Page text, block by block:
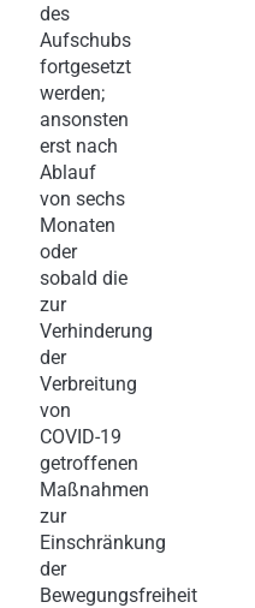
des
Aufschubs
fortgesetzt
werden;
ansonsten
erst nach
Ablauf
von sechs
Monaten
oder
sobald die
zur
Verhinderung
der
Verbreitung
von
COVID-19
getroffenen
Maßnahmen
zur
Einschränkung
der
Bewegungsfreiheit